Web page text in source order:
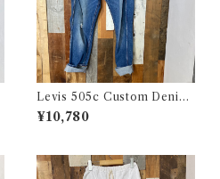
Levis 505c Custom Denim
Pants / リーバイス 505c カス
タムバージョン デニム パンツ
¥10,780